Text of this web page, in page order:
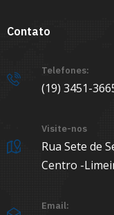
Contato
Telefones:
(19) 3451-
Visite-nos
Rua Sete de
Centro -
Email: